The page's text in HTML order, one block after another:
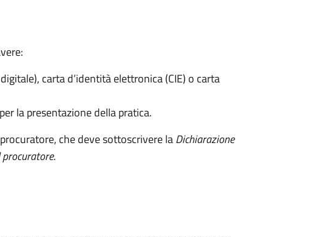
carta d’identità elettronica (CIE) o carta
la presentazione della pratica.
che deve sottoscrivere laDichiarazione
.